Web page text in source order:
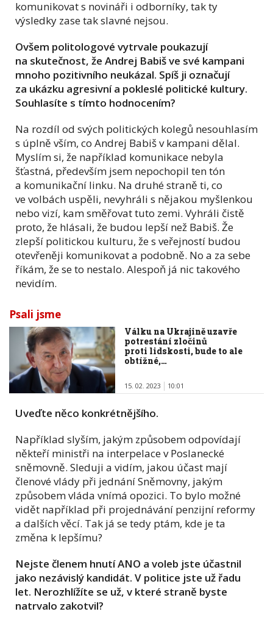
komunikovat s novináři i odborníky, tak ty
výsledky zase tak slavné nejsou.
Ovšem politologové vytrvale poukazují
na skutečnost, že Andrej Babiš ve své kampani
mnoho pozitivního neukázal. Spíš ji označují
za ukázku agresivní a pokleslé politické kultury.
Souhlasíte s tímto hodnocením?
Na rozdíl od svých politických kolegů nesouhlasím
s úplně vším, co Andrej Babiš v kampani dělal.
Myslím si, že například komunikace nebyla
šťastná, především jsem nepochopil ten tón
a komunikační linku. Na druhé straně ti, co
ve volbách uspěli, nevyhráli s nějakou myšlenkou
nebo vizí, kam směřovat tuto zemi. Vyhráli čistě
proto, že hlásali, že budou lepší než Babiš. Že
zlepší politickou kulturu, že s veřejností budou
otevřeněji komunikovat a podobně. No a za sebe
říkám, že se to nestalo. Alespoň já nic takového
nevidím.
Psali jsme
Válku na Ukrajině uzavře
potrestání zločinů
proti lidskosti, bude to ale
obtížné,…
15. 02. 2023 10:01
Uveďte něco konkrétnějšího.
Například slyším, jakým způsobem odpovídají
někteří ministři na interpelace v Poslanecké
sněmovně. Sleduji a vidím, jakou účast mají
členové vlády při jednání Sněmovny, jakým
způsobem vláda vnímá opozici. To bylo možné
vidět například při projednávání penzijní reformy
a dalších věcí. Tak já se tedy ptám, kde je ta
změna k lepšímu?
Nejste členem hnutí ANO a voleb jste účastnil
jako nezávislý kandidát. V politice jste už řadu
let. Nerozhlížíte se už, v které straně byste
natrvalo zakotvil?